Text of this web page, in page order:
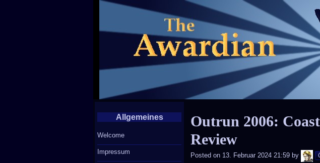
Outrun 2006:
Review
Posted on 13. Februar 2024 21:59 by
Allgemeines
Welcome
Impressum